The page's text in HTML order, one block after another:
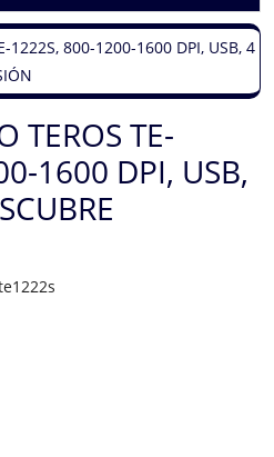
TEROS TE-
1600 DPI, USB,